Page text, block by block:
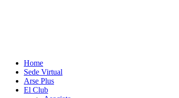
Home
Sede Virtual
Arse Plus
El Club